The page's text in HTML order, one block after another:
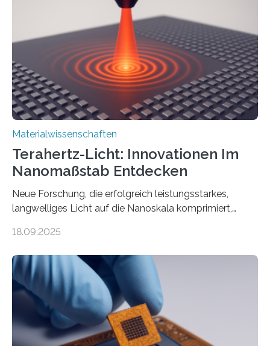
Erkenntnisse berichten die Forschenden im Journal of
the American Chemical Society. —What for?
Materialien, die gleichzeitig Strom leiten und Licht
beeinflussen können, sind für viele moderne
Technologien…
Materialwissenschaften
Terahertz-Licht: Innovationen Im
Nanomaßstab Entdecken
Neue Forschung, die erfolgreich leistungsstarkes,
langwelliges Licht auf die Nanoskala komprimiert,
optoelektronischen Geräten ermöglichen, geleitet von
Forschung, die erfolgreich leistungsstarkes,
langwelliges Licht auf die Nanoskala komprimiert,
könnte Fortschritte in der Terahertz-Optik und bei
optoelektronischen Geräten ermöglichen, geleitet von
Vanderbilt und dem Fritz-Haber-Institut Josh Caldwell,
Professor für Maschinenbau und Direktor des
18.09.2025